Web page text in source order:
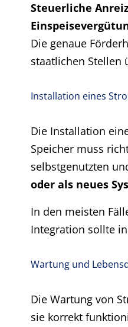
Steuerliche
Die genaue
staatlichen Stellen
Installation eines
Die Installation
Speicher muss
selbstgenutzten
oder als neues
In den meisten
Integration sollte
Wartung und
Die Wartung von
sie korrekt